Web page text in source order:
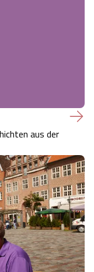
aus der